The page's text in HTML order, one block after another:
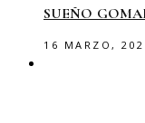
SUEÑO
16 MARZO,